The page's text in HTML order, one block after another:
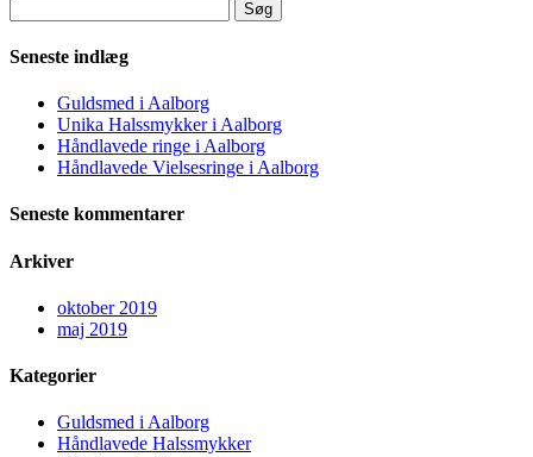
efter:
Seneste indlæg
Guldsmed i Aalborg
Unika Halssmykker i Aalborg
Håndlavede ringe i Aalborg
Håndlavede Vielsesringe i Aalborg
Seneste kommentarer
Arkiver
oktober 2019
maj 2019
Kategorier
Guldsmed i Aalborg
Håndlavede Halssmykker